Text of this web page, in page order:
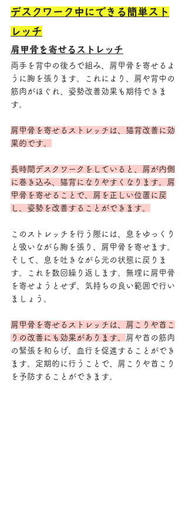
デスクワーク中にできる簡単スト
レッチ
肩甲骨を寄せるストレッチ
両手を背中の後ろで組み、肩甲骨を寄せるよ
うに胸を張ります。これにより、肩や背中の
筋肉がほぐれ、姿勢改善効果も期待できま
す。
肩甲骨を寄せるストレッチは、猫背改善に効
果的です。
長時間デスクワークをしていると、肩が内側
に巻き込み、猫背になりやすくなります。肩
甲骨を寄せることで、肩を正しい位置に戻
し、姿勢を改善することができます。
このストレッチを行う際には、息をゆっくり
と吸いながら胸を張り、肩甲骨を寄せます。
そして、息を吐きながら元の状態に戻りま
す。これを数回繰り返します。無理に肩甲骨
を寄せようとせず、気持ちの良い範囲で行い
ましょう。
肩甲骨を寄せるストレッチは、肩こりや首こ
りの改善にも効果があります。
肩や首の筋肉
の緊張を和らげ、血行を促進することができ
ます。定期的に行うことで、肩こりや首こり
を予防することができます。